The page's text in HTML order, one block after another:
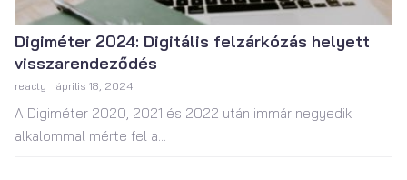
Digiméter 2024: Digitális felzárkózás helyett
visszarendeződés
reacty április 18, 2024
A Digiméter 2020, 2021 és 2022 után immár negyedik
alkalommal mérte fel a...